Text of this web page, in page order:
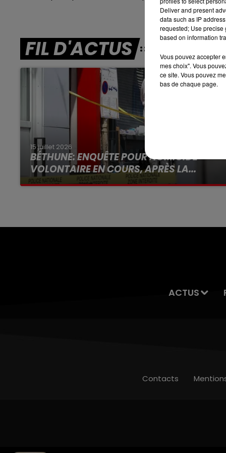
DEBOUT C'EST L'HEURE
FIL D'ACTUS
15 juillet 2026
BÉTHUNE: ENQUÊTE POUR HOMICIDE
VOLONTAIRE EN COURS, APRÈS LA...
Selon les premiers éléments, le logement
ACTUS
Contacts
Deliver and present
data such as IP
requested; Use precise
based on information
Vous pouvez accepter
mes choix". Vous
ce site. Vous pouvez
bas de chaque page.